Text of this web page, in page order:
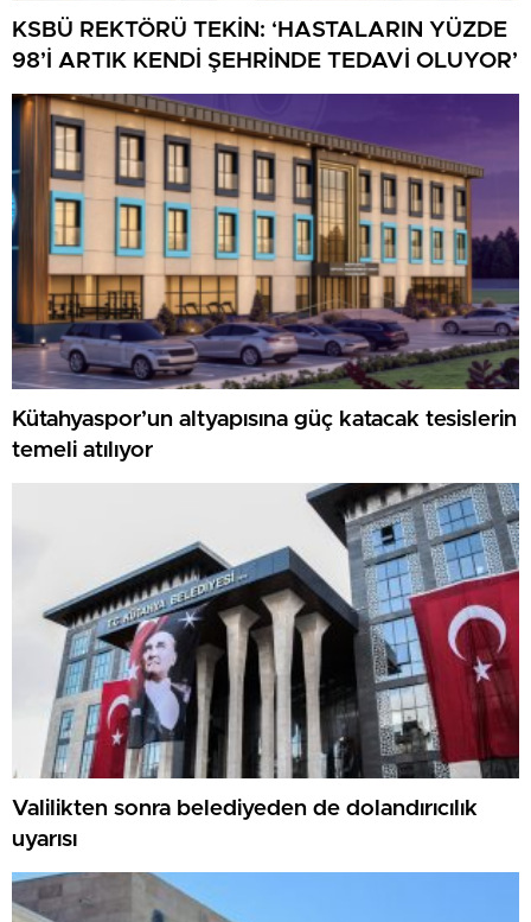
KSBÜ REKTÖRÜ TEKİN: ‘HASTALARIN YÜZDE
98’İ ARTIK KENDİ ŞEHRİNDE TEDAVİ OLUYOR’
Kütahyaspor’un altyapısına güç katacak tesislerin
temeli atılıyor
Valilikten sonra belediyeden de dolandırıcılık
uyarısı